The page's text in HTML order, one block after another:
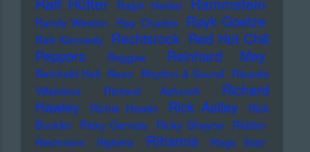
Ralph Heidel
Randy Weston Ray Charles Rayk Goetze
Reb Kennedy Rechtsrock Red Hot Chili
Peppers
Reggae Reinhard Mey
Reinhold Heil Rezo Rhythm & Sound Ricardo
Villalobos
Richard Ashcroft
Richard
Hawley
Richie Hawtin Rick Astley
Rick
Buckler
Ricky Gervais Ricky Shayne Riddim
Riechmann Righeira Rihanna Ringo Starr